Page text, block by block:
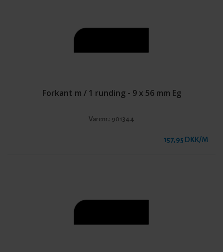
Forkant m / 1 runding - 9 x 56 mm Eg
Varenr.: 901344
157,95 DKK/M